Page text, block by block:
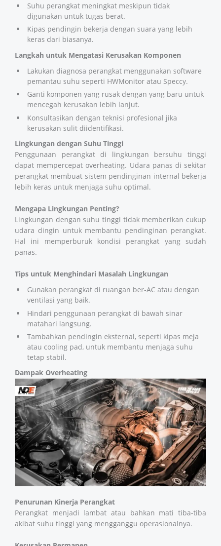
Suhu perangkat meningkat meskipun tidak
digunakan untuk tugas berat.
Kipas pendingin bekerja dengan suara yang lebih
keras dari biasanya.
Langkah untuk Mengatasi Kerusakan Komponen
Lakukan diagnosa perangkat menggunakan software
pemantau suhu seperti HWMonitor atau Speccy.
Ganti komponen yang rusak dengan yang baru untuk
mencegah kerusakan lebih lanjut.
Konsultasikan dengan teknisi profesional jika
kerusakan sulit diidentifikasi.
Lingkungan dengan Suhu Tinggi
Penggunaan perangkat di lingkungan bersuhu tinggi
dapat mempercepat overheating. Udara panas di sekitar
perangkat membuat sistem pendinginan internal bekerja
lebih keras untuk menjaga suhu optimal.
Mengapa Lingkungan Penting?
Lingkungan dengan suhu tinggi tidak memberikan cukup
udara dingin untuk membantu pendinginan perangkat.
Hal ini memperburuk kondisi perangkat yang sudah
panas.
Tips untuk Menghindari Masalah Lingkungan
Gunakan perangkat di ruangan ber-AC atau dengan
ventilasi yang baik.
Hindari penggunaan perangkat di bawah sinar
matahari langsung.
Tambahkan pendingin eksternal, seperti kipas meja
atau cooling pad, untuk membantu menjaga suhu
tetap stabil.
Dampak Overheating
Penurunan Kinerja Perangkat
Perangkat menjadi lambat atau bahkan mati tiba-tiba
akibat suhu tinggi yang mengganggu operasionalnya.